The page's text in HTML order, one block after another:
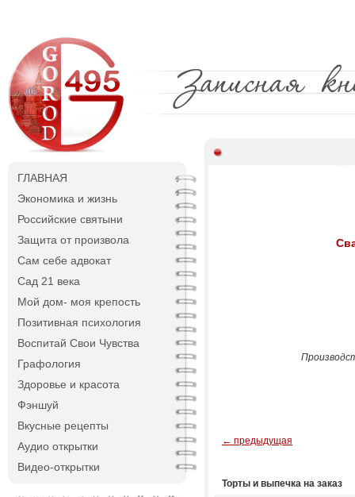
ГЛАВНАЯ
Экономика и жизнь
Российские святыни
Защита от произвола
Сам себе адвокат
Сад 21 века
Мой дом- моя крепость
Позитивная психология
Воспитай Свои Чувства
Графология
Здоровье и красота
Фэншуй
Вкусные рецепты
Аудио открытки
Видео-открытки
← предыдущая
Торты и выпечка на заказ